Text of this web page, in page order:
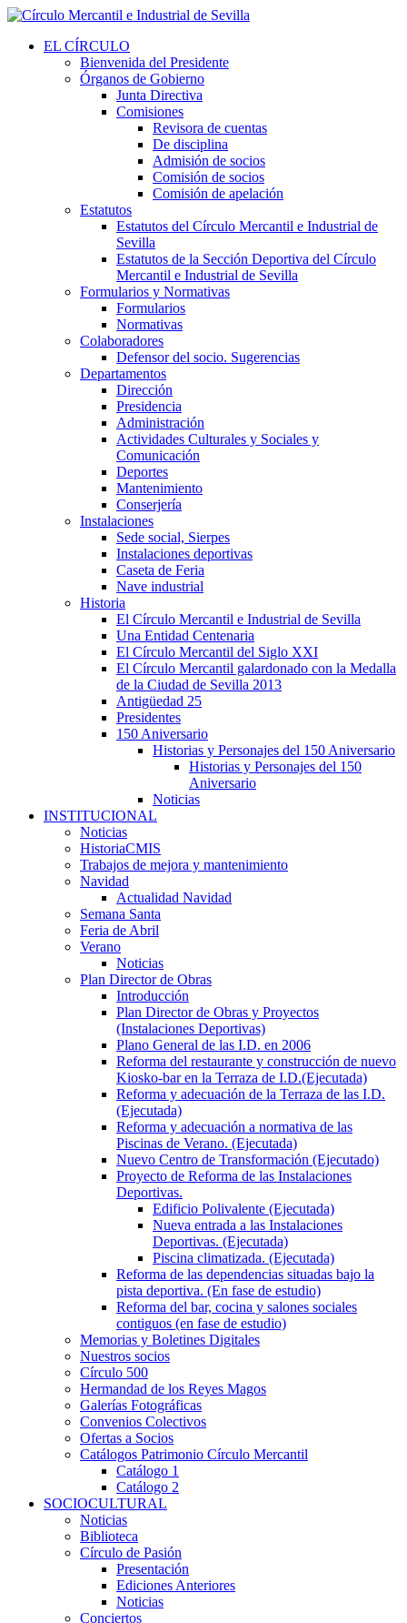
EL CÍRCULO
Bienvenida del Presidente
Órganos de Gobierno
Junta Directiva
Comisiones
Revisora de cuentas
De disciplina
Admisión de socios
Comisión de socios
Comisión de apelación
Estatutos
Estatutos del Círculo Mercantil e Industrial de
Sevilla
Estatutos de la Sección Deportiva del Círculo
Mercantil e Industrial de Sevilla
Formularios y Normativas
Formularios
Normativas
Colaboradores
Defensor del socio. Sugerencias
Departamentos
Dirección
Presidencia
Administración
Actividades Culturales y Sociales y
Comunicación
Deportes
Mantenimiento
Conserjería
Instalaciones
Sede social, Sierpes
Instalaciones deportivas
Caseta de Feria
Nave industrial
Historia
El Círculo Mercantil e Industrial de Sevilla
Una Entidad Centenaria
El Círculo Mercantil del Siglo XXI
El Círculo Mercantil galardonado con la Medalla
de la Ciudad de Sevilla 2013
Antigüedad 25
Presidentes
150 Aniversario
Historias y Personajes del 150 Aniversario
Historias y Personajes del 150
Aniversario
Noticias
INSTITUCIONAL
Noticias
HistoriaCMIS
Trabajos de mejora y mantenimiento
Navidad
Actualidad Navidad
Semana Santa
Feria de Abril
Verano
Noticias
Plan Director de Obras
Introducción
Plan Director de Obras y Proyectos
(Instalaciones Deportivas)
Plano General de las I.D. en 2006
Reforma del restaurante y construcción de nuevo
Kiosko-bar en la Terraza de I.D.(Ejecutada)
Reforma y adecuación de la Terraza de las I.D.
(Ejecutada)
Reforma y adecuación a normativa de las
Piscinas de Verano. (Ejecutada)
Nuevo Centro de Transformación (Ejecutado)
Proyecto de Reforma de las Instalaciones
Deportivas.
Edificio Polivalente (Ejecutada)
Nueva entrada a las Instalaciones
Deportivas. (Ejecutada)
Piscina climatizada. (Ejecutada)
Reforma de las dependencias situadas bajo la
pista deportiva. (En fase de estudio)
Reforma del bar, cocina y salones sociales
contiguos (en fase de estudio)
Memorias y Boletines Digitales
Nuestros socios
Círculo 500
Hermandad de los Reyes Magos
Galerías Fotográficas
Convenios Colectivos
Ofertas a Socios
Catálogos Patrimonio Círculo Mercantil
Catálogo 1
Catálogo 2
SOCIOCULTURAL
Noticias
Biblioteca
Círculo de Pasión
Presentación
Ediciones Anteriores
Noticias
Conciertos